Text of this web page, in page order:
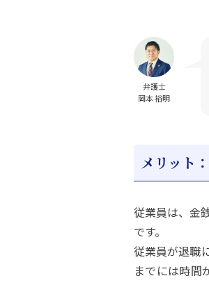
弁護士
岡本 裕明
メリット
従業員は、金
です。
従業員が退職
までには時間